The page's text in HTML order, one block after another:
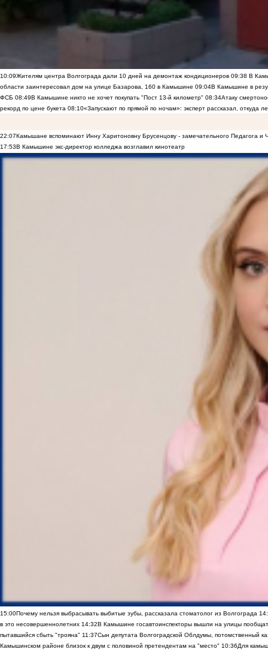
10:09Жителям центра Волгограда дали 10 дней на демонтаж кондиционеров 09:38 В
области заинтересовал дом на улице Базарова, 160 в Камышине 09:04В Камышине в
ФСБ 08:49В Камышине никто не хочет покупать "Пост 13-й километр" 08:34Атаку
рекорд по цене букета 08:10«Запускают по прямой по ночам»: эксперт рассказал, откуда
22:07Камышане вспоминают Инну Харитоновну Брусенцову - замечательного Педагога и
17:53В Камышине экс-директор колледжа возглавил кинотеатр
15:00Почему нельзя выбрасывать выбитые зубы, рассказала стоматолог из Волгограда
в это несовершеннолетних 14:32В Камышине госавтоинспекторы вышли на улицы
пытавшийся сбыть "трояна" 11:37Сын депутата Волгоградской Облдумы, потомственный
Камышинском районе близок к двум с половиной претендентам на "место" 10:36Для